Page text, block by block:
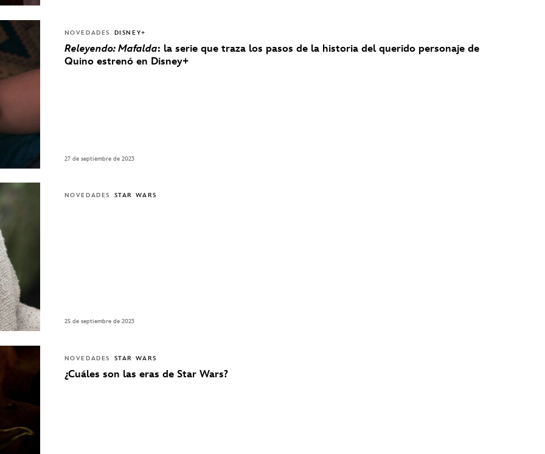
NOVEDADES DISNEY+
Releyendo: Mafalda: la serie que traza los pasos de la historia del querido personaje de
Quino estrenó en Disney+
27 de septiembre de 2023
NOVEDADES STAR WARS
25 de septiembre de 2023
NOVEDADES STAR WARS
¿Cuáles son las eras de Star Wars?